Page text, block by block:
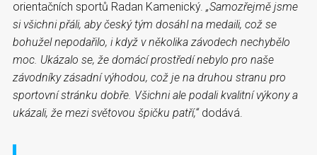
orientačních sportů Radan Kamenický. „Samozřejmě jsme
si všichni přáli, aby český tým dosáhl na medaili, což se
bohužel nepodařilo, i když v několika závodech nechybělo
moc. Ukázalo se, že domácí prostředí nebylo pro naše
závodníky zásadní výhodou, což je na druhou stranu pro
sportovní stránku dobře. Všichni ale podali kvalitní výkony a
ukázali, že mezi světovou špičku patří,“ dodává.